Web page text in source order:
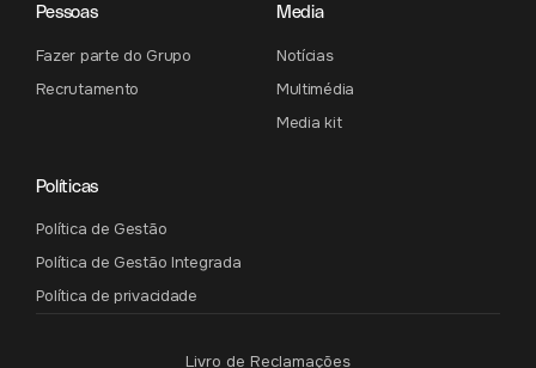
Pessoas
Fazer parte do Grupo
Recrutamento
Media
Notícias
Multimédia
Media kit
Políticas
Política de Gestão
Política de Gestão Integrada
Política de privacidade
Livro de Reclamações